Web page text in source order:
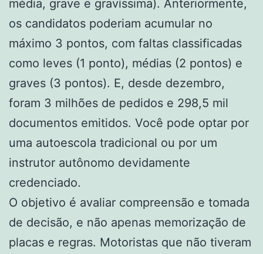
média, grave e gravíssima). Anteriormente,
os candidatos poderiam acumular no
máximo 3 pontos, com faltas classificadas
como leves (1 ponto), médias (2 pontos) e
graves (3 pontos). E, desde dezembro,
foram 3 milhões de pedidos e 298,5 mil
documentos emitidos. Você pode optar por
uma autoescola tradicional ou por um
instrutor autônomo devidamente
credenciado.
O objetivo é avaliar compreensão e tomada
de decisão, e não apenas memorização de
placas e regras. Motoristas que não tiveram